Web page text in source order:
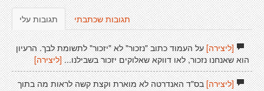
תגובות עלי תגובות שכתבתי
[ליצירה]על העמוד כתוב "נזכור" לא "יזכור" לתשומת לבך. הרעיון
הוא שאנחנו נזכור, לאו דווקא שאלוקים יזכור בשבילנו... [ליצירה]
[ליצירה]בס"ד האנדרטה לא מוארת וקצת קשה לראות מה בתוך